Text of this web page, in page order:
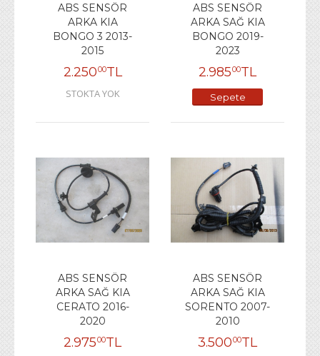
ABS SENSÖR
ARKA KIA
BONGO 3 2013-
2015
2.25000TL
STOKTA YOK
ABS SENSÖR
ARKA SAĞ KIA
BONGO 2019-
2023
2.98500TL
Sepete
ABS SENSÖR
ARKA SAĞ KIA
CERATO 2016-
2020
2.97500TL
ABS SENSÖR
ARKA SAĞ KIA
SORENTO 2007-
2010
3.50000TL